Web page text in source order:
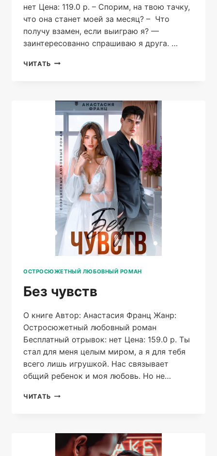
нет Цена: 119.0 р. – Спорим, на твою тачку,
что она станет моей за месяц? – Что
получу взамен, если выиграю я? —
заинтересованно спрашиваю я друга. …
ЧИТАТЬ БУДЕШЬ
ОСТРОСЮЖЕТНЫЙ ЛЮБОВНЫЙ РОМАН
Без чувств
О книге Автор: Анастасия Франц Жанр:
Остросюжетный любовный роман
Бесплатный отрывок: нет Цена: 159.0 р. Ты
стал для меня целым миром, а я для тебя
всего лишь игрушкой. Нас связывает
общий ребенок и моя любовь. Но не…
ЧИТАТЬ БЕЗ